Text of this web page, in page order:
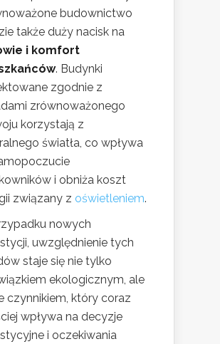
budownictwo
także duży nacisk na
i komfort
. Budynki
zgodnie z
zrównoważonego
korzystają z
światła, co wpływa
i obniża koszt
związany z oświetleniem.
nowych
uwzględnienie tych
staje się nie tylko
ekologicznym, ale
czynnikiem, który coraz
wpływa na decyzje
i oczekiwania